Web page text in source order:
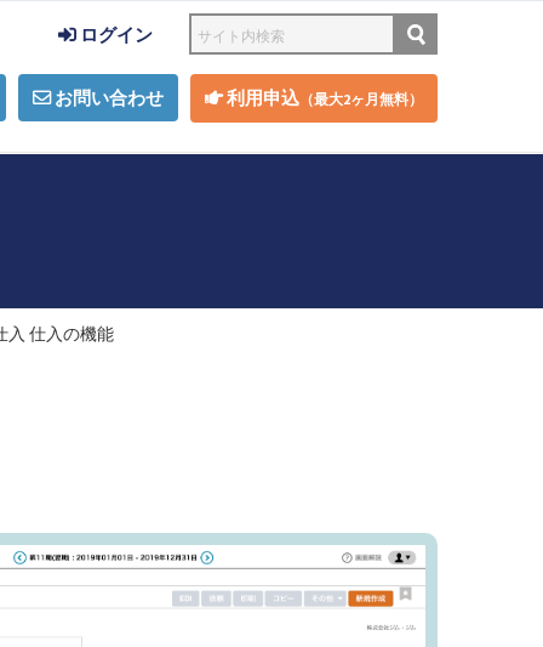
ログイン
お問い合わせ 利用申込 （最大2ヶ月無料）
入 仕入の機能